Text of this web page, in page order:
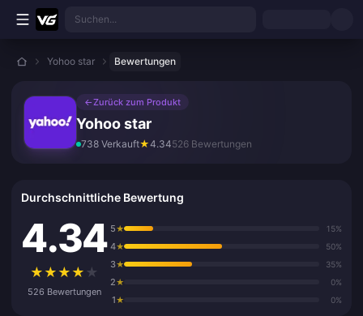
Zum Hauptinhalt springen
Suchen...
Yohoo star Bewertungen
←Zurück zum Produkt
Yohoo star
738 Verkauft★4.34526 Bewertungen
Durchschnittliche Bewertung
4.34
★ ★ ★ ★ ★
526 Bewertungen
5★ 15%
4★ 50%
3★ 35%
2★ 0%
1★ 0%